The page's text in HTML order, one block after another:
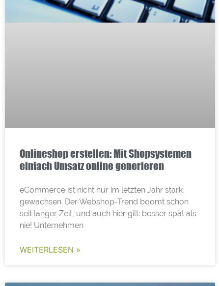
Onlineshop erstellen: Mit Shopsystemen
einfach Umsatz online generieren
eCommerce ist nicht nur im letzten Jahr stark
gewachsen. Der Webshop-Trend boomt schon
seit langer Zeit, und auch hier gilt: besser spät als
nie! Unternehmen
WEITERLESEN »